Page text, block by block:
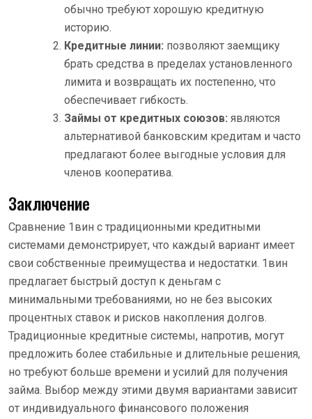
обычно требуют хорошую кредитную
историю.
Кредитные линии: позволяют заемщику
брать средства в пределах установленного
лимита и возвращать их постепенно, что
обеспечивает гибкость.
Займы от кредитных союзов: являются
альтернативой банковским кредитам и часто
предлагают более выгодные условия для
членов кооператива.
Заключение
Сравнение 1вин с традиционными кредитными
системами демонстрирует, что каждый вариант имеет
свои собственные преимущества и недостатки. 1вин
предлагает быстрый доступ к деньгам с
минимальными требованиями, но не без высоких
процентных ставок и рисков накопления долгов.
Традиционные кредитные системы, напротив, могут
предложить более стабильные и длительные решения,
но требуют больше времени и усилий для получения
займа. Выбор между этими двумя вариантами зависит
от индивидуального финансового положения